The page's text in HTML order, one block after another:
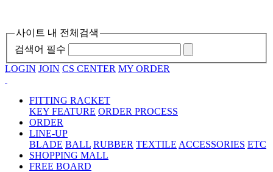
사이트 내 전체검색
검색어 필수
LOGIN JOIN CS CENTER MY ORDER
FITTING RACKET
KEY FEATURE ORDER PROCESS
ORDER
LINE-UP
BLADE BALL RUBBER TEXTILE ACCESSORIES ETC
SHOPPING MALL
FREE BOARD